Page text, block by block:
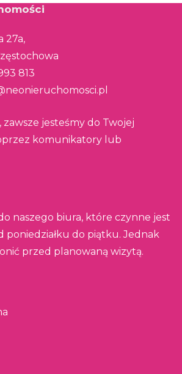
27a,
813
zawsze jesteśmy do Twojej
komunikatory lub
naszego biura, które czynne jest
poniedziałku do piątku. Jednak
przed planowaną wizytą.